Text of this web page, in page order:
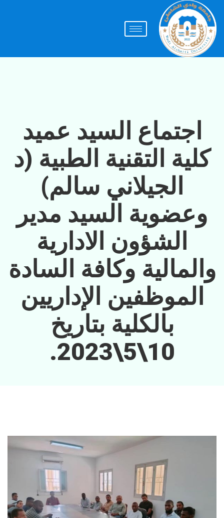
اجتماع السيد عميد
كلية التقنية الطبية (د
الجيلاني سالم)
وعضوية السيد مدير
الشؤون الادارية
والمالية وكافة السادة
الموظفين الإداريين
بالكلية بتاريخ
10\5\2023.